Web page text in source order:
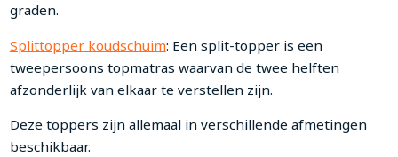
graden.
Splittopper koudschuim: Een split-topper is een
tweepersoons topmatras waarvan de twee helften
afzonderlijk van elkaar te verstellen zijn.
Deze toppers zijn allemaal in verschillende afmetingen
beschikbaar.